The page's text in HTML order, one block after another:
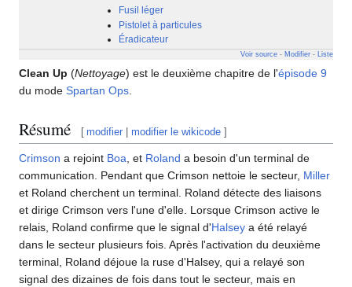
Fusil léger
Pistolet à particules
Éradicateur
Voir source - Modifier - Liste
Clean Up (Nettoyage) est le deuxième chapitre de l'épisode 9
du mode Spartan Ops
Résumé [ modifier |modifier le wikicode ]
Crimson a rejoint Boa , et Roland a besoin d'un terminal de
communication. Pendant que Crimson nettoie le secteur, Miller
et Roland cherchent un terminal. Roland détecte des liaisons
et dirige Crimson vers l'une d'elle. Lorsque Crimson active le
relais, Roland confirme que le signal d'Halsey a été relayé
dans le secteur plusieurs fois. Après l'activation du deuxième
terminal, Roland déjoue la ruse d'Halsey, qui a relayé son
signal des dizaines de fois dans tout le secteur, mais en